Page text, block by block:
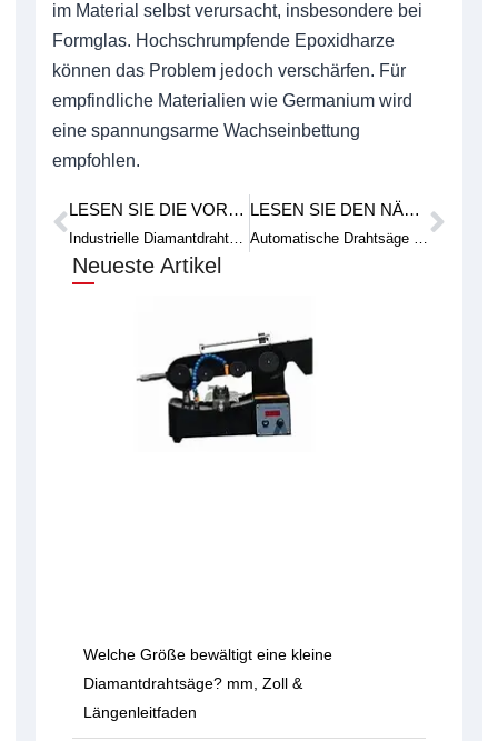
im Material selbst verursacht, insbesondere bei
Formglas. Hochschrumpfende Epoxidharze
können das Problem jedoch verschärfen. Für
empfindliche Materialien wie Germanium wird
eine spannungsarme Wachseinbettung
empfohlen.
Prev LESEN SIE DIE VORHERIGE FALLSTUDIE
Industrielle Diamantdrahtschlinge zum Materialschneiden
LESEN SIE DEN NÄCHSTEN TECHNISCHEN ARTIKEL
Automatische Drahtsäge für kontinuierliches Schneiden
Neueste Artikel
Welche Größe bewältigt eine kleine
Diamantdrahtsäge? mm, Zoll &
Längenleitfaden